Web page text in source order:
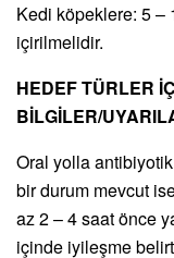
Kedi köpeklere: 5 –
içirilmelidir.
HEDEF TÜRLER
BİLGİLER/
Oral yolla
bir durum mevcut
az 2 – 4 saat önce
içinde iyileşme